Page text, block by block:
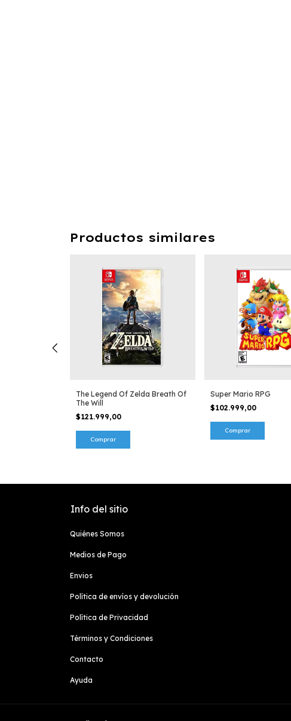
Productos similares
The Legend Of Zelda Breath Of
The Will
$121.999,00
Super Mario RPG
$102.999,00
Info del sitio
Quiénes Somos
Medios de Pago
Envios
Política de envíos y devolución
Política de Privacidad
Términos y Condiciones
Contacto
Ayuda